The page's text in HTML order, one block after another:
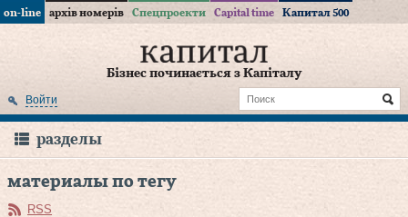
on-line архів номерів Спецпроекти Capital time Капитал 500
Бізнес починається з Капіталу
Войти
разделы
материалы по тегу
RSS